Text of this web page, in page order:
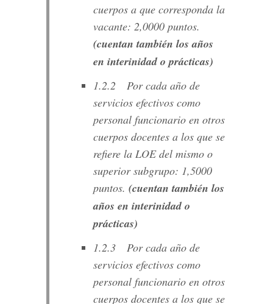
cuerpos a que corresponda la
vacante: 2,0000 puntos.
(cuentan también los años
en interinidad o prácticas)
1.2.2 Por cada año de
servicios efectivos como
personal funcionario en otros
cuerpos docentes a los que se
refiere la LOE del mismo o
superior subgrupo: 1,5000
puntos. (cuentan también los
años en interinidad o
prácticas)
1.2.3 Por cada año de
servicios efectivos como
personal funcionario en otros
cuerpos docentes a los que se